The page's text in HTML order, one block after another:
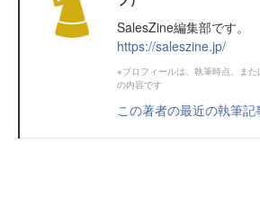
SalesZine編集部です。
https://saleszine.jp/
※プロフィールは、執筆時点、ま
の内容です
この著者の最近の執筆記